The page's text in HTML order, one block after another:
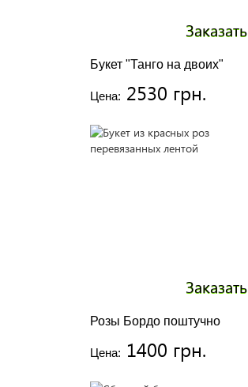
Букет "Танго на двоих"
Цена: 2530 грн.
Заказать
Розы Бордо поштучно
Цена: 1400 грн.
Заказать